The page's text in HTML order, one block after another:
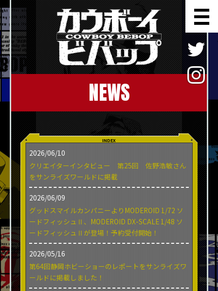
NEWS
INDEX
2026/06/10
クリエイターインタビュー 第25回 佐野浩敏さん
をサンライズワールドに掲載
2026/06/09
グッドスマイルカンパニーよりMODEROID 1/72 ソ
ードフィッシュⅡ、MODEROID DX-SCALE 1/48 ソ
ードフィッシュⅡが登場！予約受付開始！
2026/05/16
第64回静岡ホビーショーのレポートをサンライズワ
ールドに掲載しました！